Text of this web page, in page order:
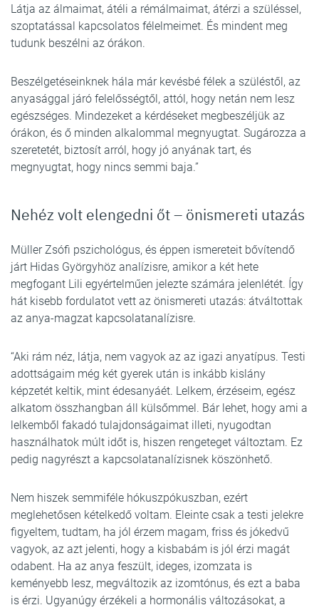
Látja az álmaimat, átéli a rémálmaimat, átérzi a szüléssel,
szoptatással kapcsolatos félelmeimet. És mindent meg
tudunk beszélni az órákon.
Beszélgetéseinknek hála már kevésbé félek a szüléstől, az
anyasággal járó felelősségtől, attól, hogy netán nem lesz
egészséges. Mindezeket a kérdéseket megbeszéljük az
órákon, és ő minden alkalommal megnyugtat. Sugározza a
szeretetét, biztosít arról, hogy jó anyának tart, és
megnyugtat, hogy nincs semmi baja.”
Nehéz volt elengedni őt – önismereti utazás
Müller Zsófi pszichológus, és éppen ismereteit bővítendő
járt Hidas Györgyhöz analízisre, amikor a két hete
megfogant Lili egyértelműen jelezte számára jelenlétét. Így
hát kisebb fordulatot vett az önismereti utazás: átváltottak
az anya-magzat kapcsolatanalízisre.
“Aki rám néz, látja, nem vagyok az az igazi anyatípus. Testi
adottságaim még két gyerek után is inkább kislány
képzetét keltik, mint édesanyáét. Lelkem, érzéseim, egész
alkatom összhangban áll külsőmmel. Bár lehet, hogy ami a
lelkemből fakadó tulajdonságaimat illeti, nyugodtan
használhatok múlt időt is, hiszen rengeteget változtam. Ez
pedig nagyrészt a kapcsolatanalízisnek köszönhető.
Nem hiszek semmiféle hókuszpókuszban, ezért
meglehetősen kételkedő voltam. Eleinte csak a testi jelekre
figyeltem, tudtam, ha jól érzem magam, friss és jókedvű
vagyok, az azt jelenti, hogy a kisbabám is jól érzi magát
odabent. Ha az anya feszült, ideges, izomzata is
keményebb lesz, megváltozik az izomtónus, és ezt a baba
is érzi. Ugyanúgy érzékeli a hormonális változásokat, a